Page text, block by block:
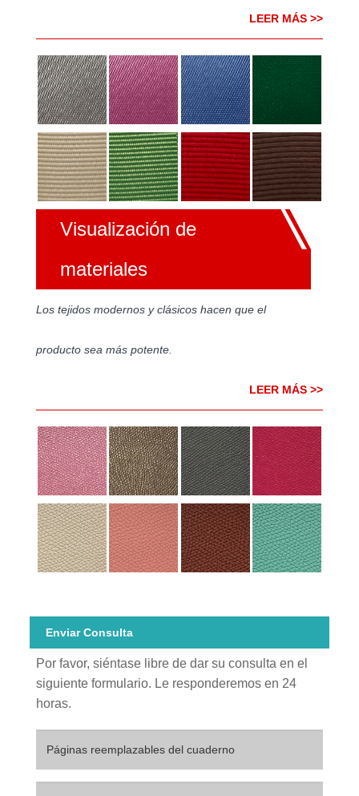
LEER MÁS >>
Visualización de
materiales
Los tejidos modernos y clásicos hacen que el
producto sea más potente.
LEER MÁS >>
Enviar Consulta
Por favor, siéntase libre de dar su consulta en el
siguiente formulario. Le responderemos en 24
horas.